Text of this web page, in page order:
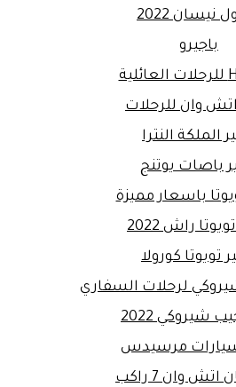
نيسان 2022
باجيرو
اتش وان للرحلات
الملكة النترا
باصات يوتنج
باسعار مميزة
راش 2022
تويوتا كورولا
لرحلات السفاري
شيروكي 2022
سيارات مرسيدس
اتش وان 7 راكب